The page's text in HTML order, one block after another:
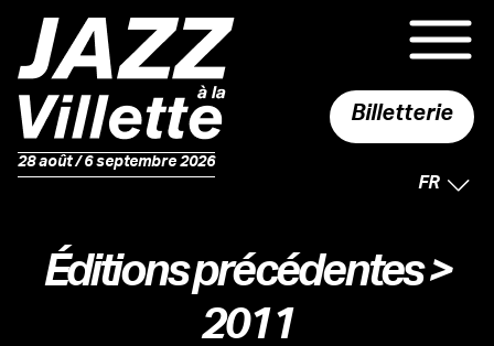
28 août / 6 septembre 2026
Billetterie
FR
Éditions précédentes>